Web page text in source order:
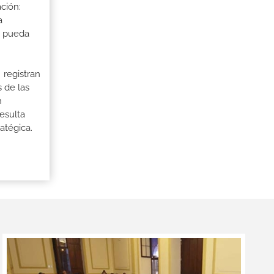
pueda
registran
de las